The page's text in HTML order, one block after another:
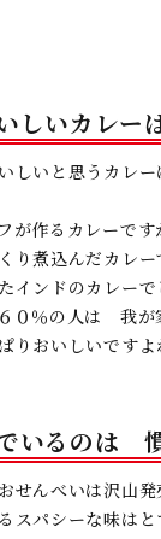
しいカレー
しいと思うカレ
が作るカレーです
り煮込んだカレー
インドのカレーで
％の人は 我が
りおいしいですよ
いるのは
せんべいは沢山
スパシーな味はと